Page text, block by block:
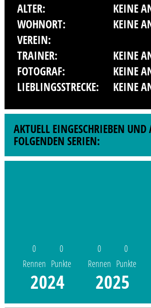
ALTER:
KEINE
WOHNORT:
KEINE
VEREIN:
TRAINER:
KEINE
FOTOGRAF:
KEINE
LIEBLINGSSTRECKE:
KEINE
AKTUELL EINGESCHRIEBEN
FOLGENDEN SERIEN:
0
Rennen
0
Punkte
2024
0
Rennen
0
Punkte
2025